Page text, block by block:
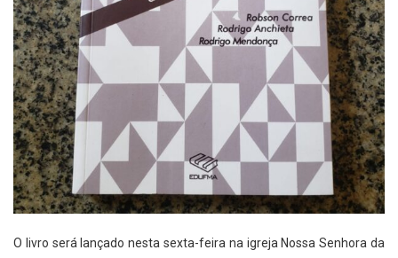
O livro será lançado nesta sexta-feira na igreja Nossa Senhora da